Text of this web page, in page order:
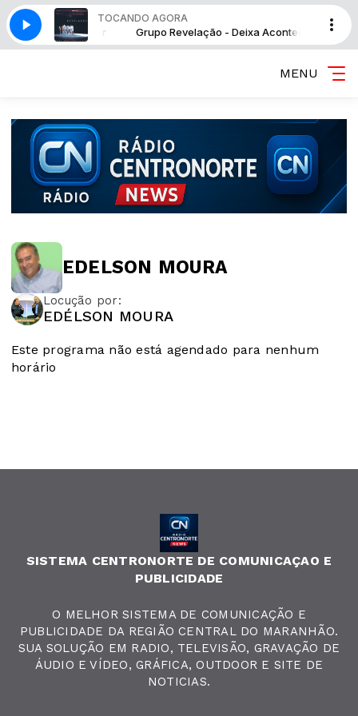
TOCANDO AGORA
- Deixa Acontecer Grupo Revelação - Deixa Acontecer
MENU
EDELSON MOURA
Locução por:
EDÉLSON MOURA
Este programa não está agendado para nenhum
horário
SISTEMA CENTRONORTE DE COMUNICAÇAO E
PUBLICIDADE
O MELHOR SISTEMA DE COMUNICAÇÃO E
PUBLICIDADE DA REGIÃO CENTRAL DO MARANHÃO.
SUA SOLUÇÃO EM RADIO, TELEVISÃO, GRAVAÇÃO DE
ÁUDIO E VÍDEO, GRÁFICA, OUTDOOR E SITE DE
NOTICIAS.